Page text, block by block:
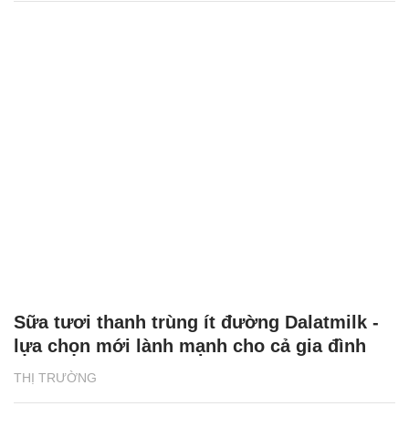
THỊ TRƯỜNG
Sữa tươi thanh trùng ít đường Dalatmilk -
lựa chọn mới lành mạnh cho cả gia đình